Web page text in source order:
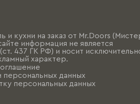
и кухни на заказ от Mr.Doors
информация не является
437 ГК РФ) и носит
характер.
персональных данных
персональных данных